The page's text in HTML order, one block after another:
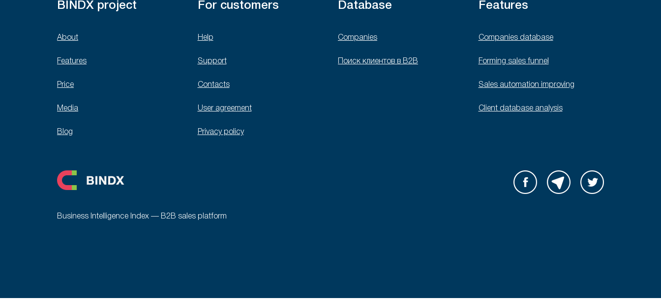
BINDX project
About
Features
Price
Media
Blog
For customers
Help
Support
Contacts
User agreement
Privacy policy
Database
Companies
Поиск клиентов в B2B
Features
Companies database
Forming sales funnel
Sales automation improving
Client database analysis
Business Intelligence Index — B2B sales platform